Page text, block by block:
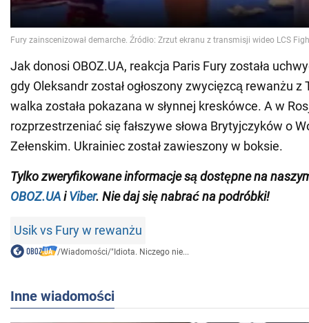
Jak donosi OBOZ.UA, reakcja Paris Fury została
gdy Oleksandr został ogłoszony zwycięzcą rewanżu z
walka została pokazana w słynnej kreskówce. A w
rozprzestrzeniać się fałszywe słowa Brytyjczyków o
Zełenskim. Ukrainiec został zawieszony w boksie.
Tylkozweryfikowane informacje są dostępne na
OBOZ.UAiViber. Nie daj się nabrać na podróbki!
Usik vs Fury w rewanżu
/Wiadomości/"Idiota. Niczego nie...
Inne wiadomości